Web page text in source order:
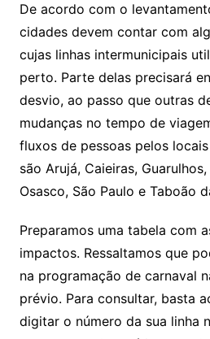
De acordo com o
cidades devem contar com
cujas linhas intermunicipais
perto. Parte delas precisará
desvio, ao passo que outras
mudanças no tempo de
fluxos de pessoas pelos
são Arujá, Caieiras,
Osasco, São Paulo e Taboão
Preparamos uma tabela com
impactos. Ressaltamos que
na programação de carnaval
prévio. Para consultar, basta
digitar o número da sua linha